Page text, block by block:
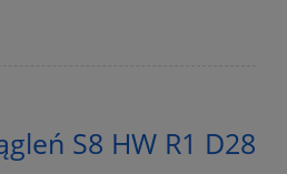
S8 HW R1 D28